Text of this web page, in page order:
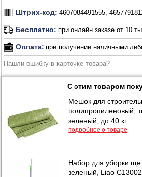
Штрих-код: 4607084491555,
Бесплатно: при онлайн заказе от 10
Оплата: при получении наличными
Нашли ошибку в карточке товара?
С этим товаром
Мешок для
полипропиленовый,
зеленый, до 40 кг
подробнее о товаре
Набор для уборки
зеленый, Liao